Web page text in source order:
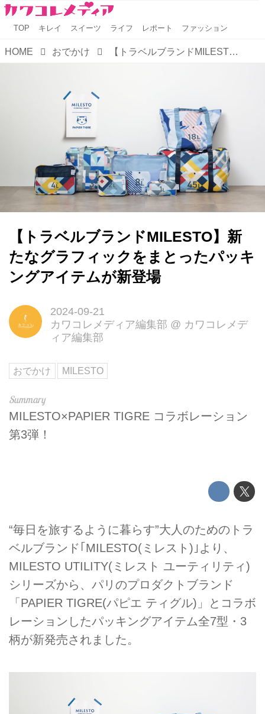
TOP キレイ スイーツ ライフ レポート ファッション
HOME おでかけ 【トラベルブランドMILESTO】新たなグラフィックをまとったパッキングアイテムが新登場
【トラベルブランドMILESTO】新
たなグラフィックをまとったパッキ
ングアイテムが新登場
2024-09-21
カワコレメディア編集部 @ カワコレメデ
ィア編集部
おでかけ MILESTO
MILESTO×PAPIER TIGRE コラボレーション
第3弾！
“毎日を旅するように暮らす”大⼈のためのトラ
ベルブランド｢MILESTO(ミレスト)｣より、
MILESTO UTILITY(ミレスト ユーティリティ)
シリーズから、パリのプロダクトブランド
「PAPIER TIGRE(パピエ ティグル)」とコラボ
レーションしたパッキングアイテム全7型・3
柄が新発売されました。